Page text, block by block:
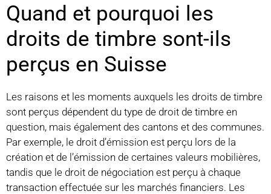
Quand et pourquoi les
droits de timbre sont-ils
perçus en Suisse
Les raisons et les moments auxquels les droits de timbre
sont perçus dépendent du type de droit de timbre en
question, mais également des cantons et des communes.
Par exemple, le droit d’émission est perçu lors de la
création et de l’émission de certaines valeurs mobilières,
tandis que le droit de négociation est perçu à chaque
transaction effectuée sur les marchés financiers. Les